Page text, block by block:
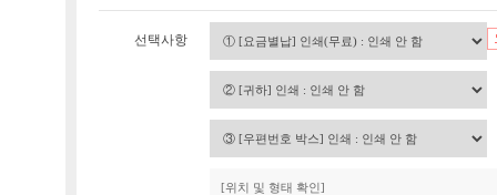
선택사항
[위치 및 형태 확인]